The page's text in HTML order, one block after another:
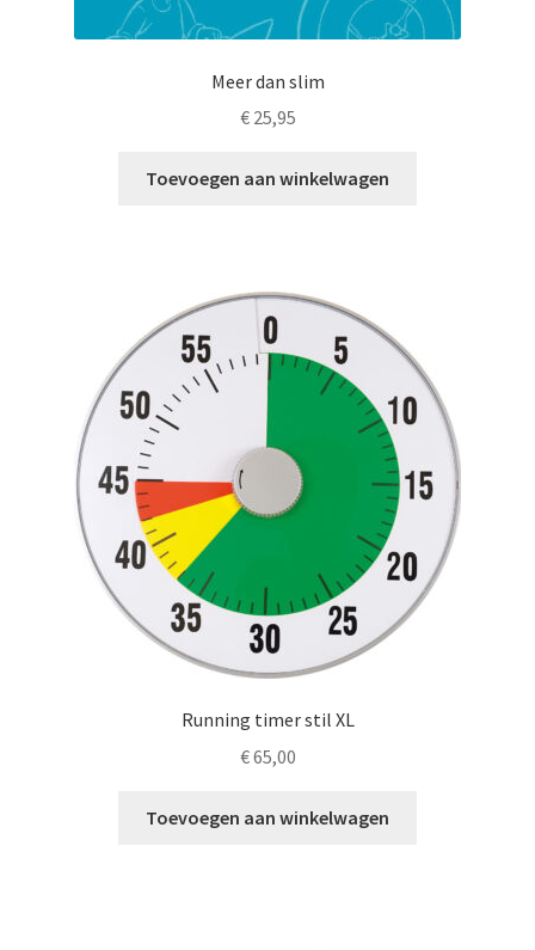
Meer dan slim
€25,95
Toevoegen aan winkelwagen
Running timer stil XL
€65,00
Toevoegen aan winkelwagen